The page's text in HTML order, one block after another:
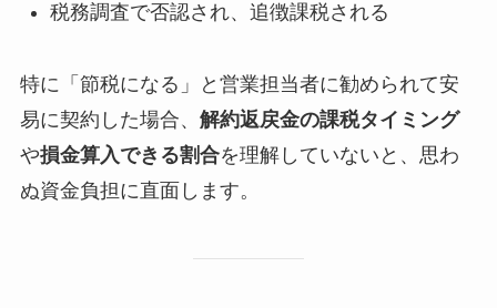
税務調査で否認され、追徴課税される
特に「節税になる」と営業担当者に勧められて安
易に契約した場合、 解約返戻金の課税タイミング
や損金算入できる割合を理解していないと、思わ
ぬ資金負担に直面します。